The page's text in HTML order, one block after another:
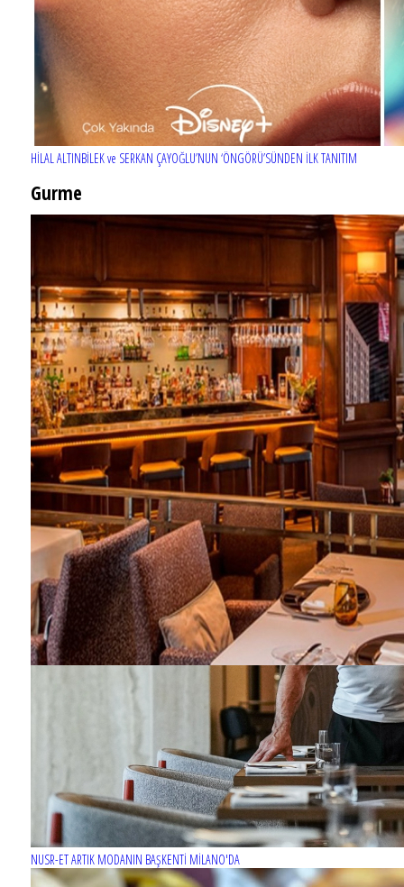
HİLAL ALTINBİLEK ve SERKAN ÇAYOĞLU’NUN ‘ÖNGÖRÜ’SÜNDEN İLK TANITIM
Gurme
EĞLENCE HAYATINA YENİ SOLUK: Gabbro Dream Theatre
NUSR-ET ARTIK MODANIN BAŞKENTİ MİLANO'DA